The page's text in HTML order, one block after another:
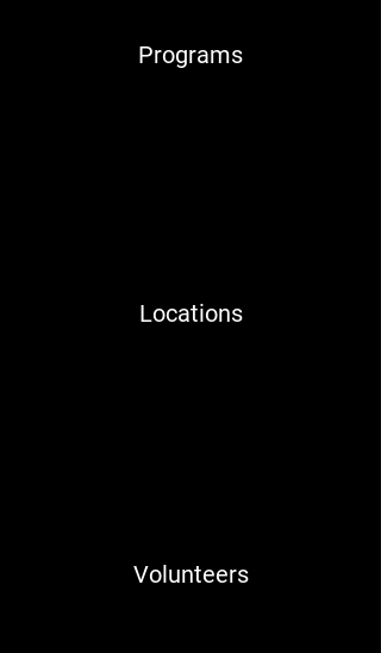
Programs
Locations
Volunteers